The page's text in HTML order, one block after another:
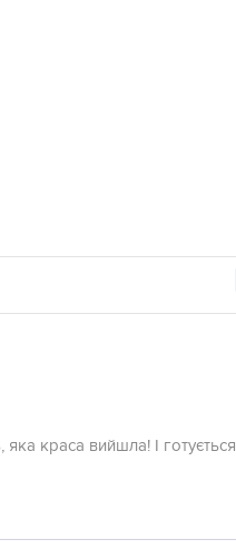
краса вийшла! І готується